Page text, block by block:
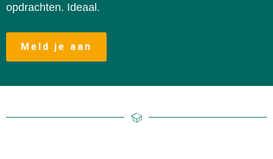
opdrachten. Ideaal.
Meld je aan